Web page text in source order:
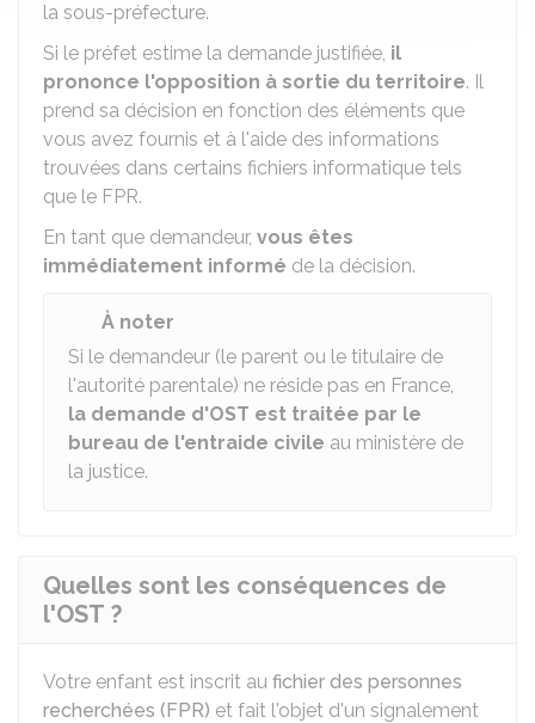
la sous-préfecture.
Si le préfet estime la demande justifiée, il
prononce l'opposition à sortie du territoire. Il
prend sa décision en fonction des éléments que
vous avez fournis et à l'aide des informations
trouvées dans certains fichiers informatique tels
que le FPR.
En tant que demandeur, vous êtes
immédiatement informé de la décision.
À noter
Si le demandeur (le parent ou le titulaire de
l'autorité parentale) ne réside pas en France,
la demande d'OST est traitée par le
bureau de l'entraide civile au ministère de
la justice.
Quelles sont les conséquences de
l'OST ?
Votre enfant est inscrit au fichier des personnes
recherchées (FPR) et fait l'objet d'un signalement